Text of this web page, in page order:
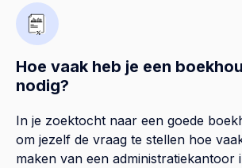
Hoe vaak heb je een
nodig?
In je zoektocht naar een goede
om jezelf de vraag te stellen hoe
maken van een administratiekantoor